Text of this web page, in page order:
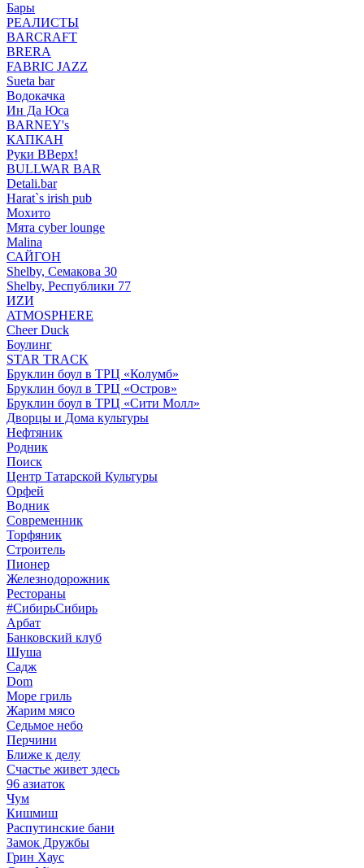
Бары
РЕАЛИСТЫ
BARCRAFT
BRERA
FABRIC JAZZ
Sueta bar
Водокачка
Ин Да Юса
BARNEY's
КАПКАН
Руки ВВерх!
BULLWAR BAR
Detali.bar
Harat`s irish pub
Мохито
Мята cyber lounge
Malina
САЙГОН
Shelby, Семакова 30
Shelby, Республики 77
ИZИ
ATMOSPHERE
Cheer Duck
Боулинг
STAR TRACK
Бруклин боул в ТРЦ «Колумб»
Бруклин боул в ТРЦ «Остров»
Бруклин боул в ТРЦ «Сити Молл»
Дворцы и Дома культуры
Нефтяник
Родник
Поиск
Центр Татарской Культуры
Орфей
Водник
Современник
Торфяник
Строитель
Пионер
Железнодорожник
Рестораны
#СибирьСибирь
Арбат
Банковский клуб
Шуша
Садж
Dom
Море гриль
Жарим мясо
Седьмое небо
Перчини
Ближе к делу
Счастье живет здесь
96 азиаток
Чум
Кишмиш
Распутинские бани
Замок Дружбы
Грин Хаус